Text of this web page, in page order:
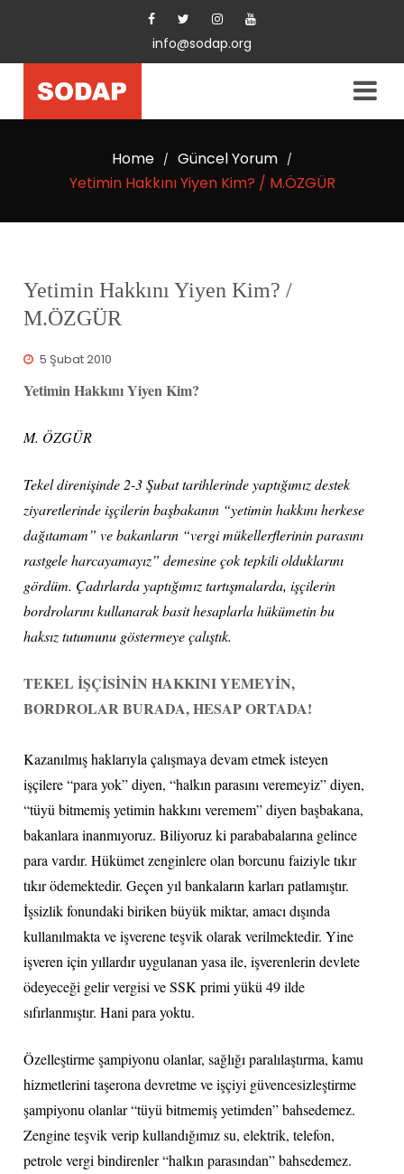
info@sodap.org
Home / Güncel Yorum /
Yetimin Hakkını Yiyen Kim? / M.ÖZGÜR
Yetimin Hakkını Yiyen Kim? /
M.ÖZGÜR
5 Şubat 2010
Yetimin Hakkını Yiyen Kim?
M. ÖZGÜR
Tekel direnişinde 2-3 Şubat tarihlerinde yaptığımız destek
ziyaretlerinde işçilerin başbakanın “yetimin hakkını herkese
dağıtamam” ve bakanların “vergi mükellerflerinin parasını
rastgele harcayamayız” demesine çok tepkili olduklarını
gördüm. Çadırlarda yaptığımız tartışmalarda, işçilerin
bordrolarını kullanarak basit hesaplarla hükümetin bu
haksız tutumunu göstermeye çalıştık.
TEKEL İŞÇİSİNİN HAKKINI YEMEYİN,
BORDROLAR BURADA, HESAP ORTADA!
Kazanılmış haklarıyla çalışmaya devam etmek isteyen
işçilere “para yok” diyen, “halkın parasını veremeyiz” diyen,
“tüyü bitmemiş yetimin hakkını veremem” diyen başbakana,
bakanlara inanmıyoruz. Biliyoruz ki parababalarına gelince
para vardır. Hükümet zenginlere olan borcunu faiziyle tıkır
tıkır ödemektedir. Geçen yıl bankaların karları patlamıştır.
İşsizlik fonundaki biriken büyük miktar, amacı dışında
kullanılmakta ve işverene teşvik olarak verilmektedir. Yine
işveren için yıllardır uygulanan yasa ile, işverenlerin devlete
ödeyeceği gelir vergisi ve SSK primi yükü 49 ilde
sıfırlanmıştır. Hani para yoktu.
Özelleştirme şampiyonu olanlar, sağlığı paralılaştırma, kamu
hizmetlerini taşerona devretme ve işçiyi güvencesizleştirme
şampiyonu olanlar “tüyü bitmemiş yetimden” bahsedemez.
Zengine teşvik verip kullandığımız su, elektrik, telefon,
petrole vergi bindirenler “halkın parasından” bahsedemez.